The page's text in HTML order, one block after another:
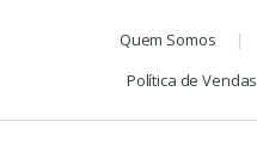
Quem Somos
Política de Vendas